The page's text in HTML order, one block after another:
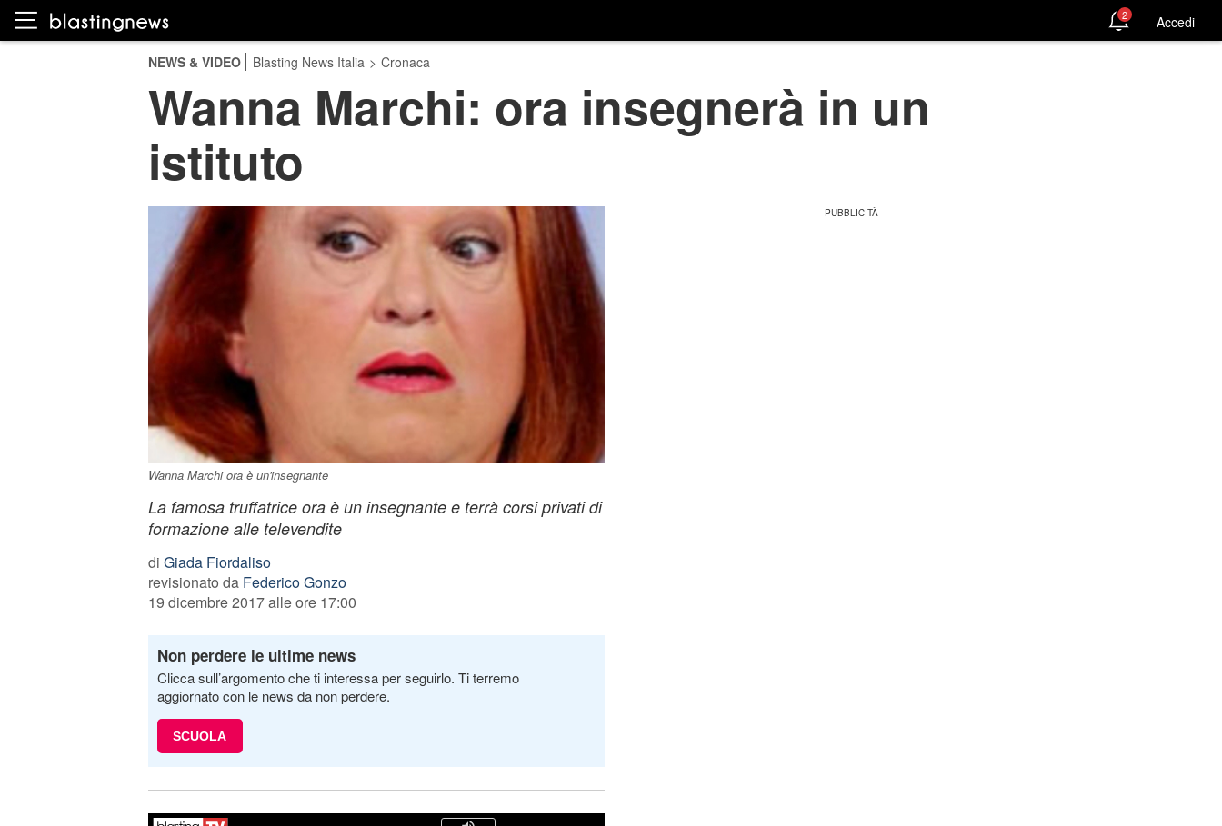
2 Accedi
NEWS & VIDEO Blasting News Italia > Cronaca
Wanna Marchi: ora insegnerà in un
istituto
Wanna Marchi ora è un'insegnante
La famosa truffatrice ora è un insegnante e terrà corsi privati di
formazione alle televendite
di Giada Fiordaliso
revisionato da Federico Gonzo
19 dicembre 2017 alle ore 17:00
Non perdere le ultime news
Clicca sull’argomento che ti interessa per seguirlo. Ti terremo
aggiornato con le news da non perdere.
SCUOLA